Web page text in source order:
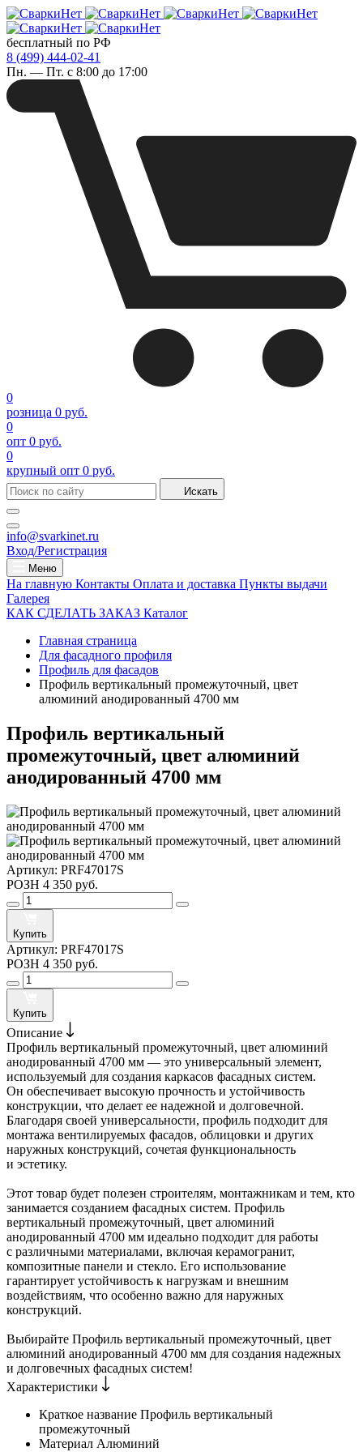
бесплатный по РФ
8 (499) 444-02-41
Пн. — Пт. с 8:00 до 17:00
0
розница 0 руб.
0
опт 0 руб.
0
крупный опт 0 руб.
Искать
info@svarkinet.ru
Вход/Регистрация
Меню
На главную Контакты Оплата и доставка Пункты выдачи
Галерея
КАК СДЕЛАТЬ ЗАКАЗ Каталог
Главная страница
Для фасадного профиля
Профиль для фасадов
Профиль вертикальный промежуточный, цвет
алюминий анодированный 4700 мм
Профиль вертикальный
промежуточный, цвет алюминий
анодированный 4700 мм
Артикул: PRF47017S
РОЗН 4 350 руб.
Купить
Артикул: PRF47017S
РОЗН 4 350 руб.
Купить
Описание
Профиль вертикальный промежуточный, цвет алюминий
анодированный 4700 мм — это универсальный элемент,
используемый для создания каркасов фасадных систем.
Он обеспечивает высокую прочность и устойчивость
конструкции, что делает ее надежной и долговечной.
Благодаря своей универсальности, профиль подходит для
монтажа вентилируемых фасадов, облицовки и других
наружных конструкций, сочетая функциональность
и эстетику.
Этот товар будет полезен строителям, монтажникам и тем, кто
занимается созданием фасадных систем. Профиль
вертикальный промежуточный, цвет алюминий
анодированный 4700 мм идеально подходит для работы
с различными материалами, включая керамогранит,
композитные панели и стекло. Его использование
гарантирует устойчивость к нагрузкам и внешним
воздействиям, что особенно важно для наружных
конструкций.
Выбирайте Профиль вертикальный промежуточный, цвет
алюминий анодированный 4700 мм для создания надежных
и долговечных фасадных систем!
Характеристики
Краткое название Профиль вертикальный
промежуточный
Материал Алюминий